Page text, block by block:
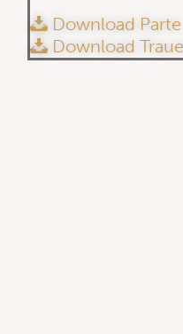
Download Parte
Download